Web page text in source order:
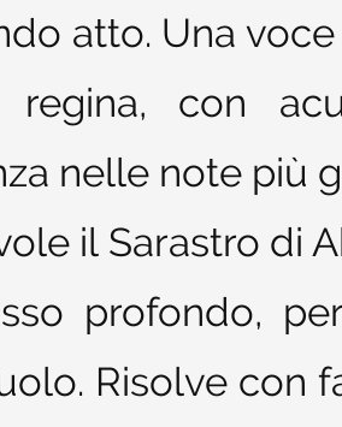
atto. Una
regina, con
nelle note più
il Sarastro di
profondo,
Risolve con